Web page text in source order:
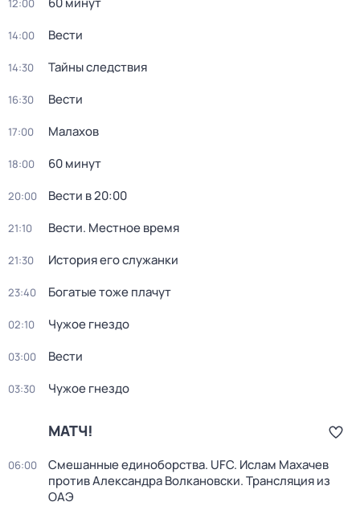
12:00
14:00 Вести
14:30 Тайны следствия
16:30 Вести
17:00 Малахов
18:00 60 минут
20:00 Вести в 20:00
21:10 Вести. Местное время
21:30 История его служанки
23:40 Богатые тоже плачут
02:10 Чужое гнездо
03:00 Вести
03:30 Чужое гнездо
МАТЧ!
06:00
Смешанные единоборства. UFC. Ислам Махачев
против Александра Волкановски. Трансляция из
ОАЭ